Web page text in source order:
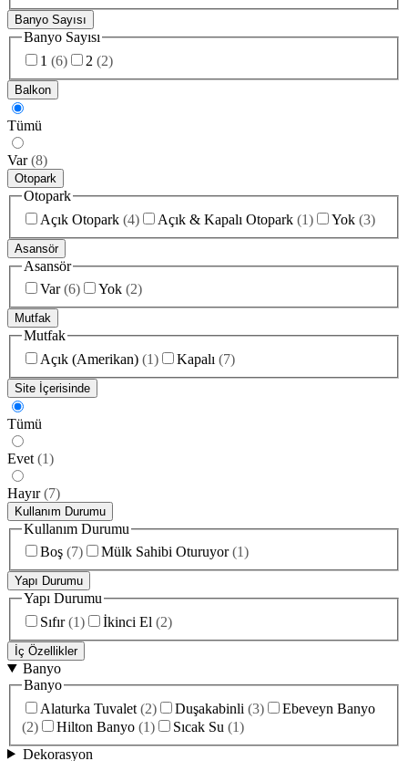
Banyo Sayısı
Banyo Sayısı
1 (6) 2 (2)
Balkon
Tümü
Var (8)
Otopark
Otopark
Açık Otopark (4) Açık & Kapalı Otopark (1) Yok (3)
Asansör
Asansör
Var (6) Yok (2)
Mutfak
Mutfak
Açık (Amerikan) (1) Kapalı (7)
Site İçerisinde
Tümü
Evet (1)
Hayır (7)
Kullanım Durumu
Kullanım Durumu
Boş (7) Mülk Sahibi Oturuyor (1)
Yapı Durumu
Yapı Durumu
Sıfır (1) İkinci El (2)
İç Özellikler
Banyo
Banyo
Alaturka Tuvalet (2) Duşakabinli (3)
Ebeveyn Banyo
(2) Hilton Banyo (1) Sıcak Su (1)
Dekorasyon